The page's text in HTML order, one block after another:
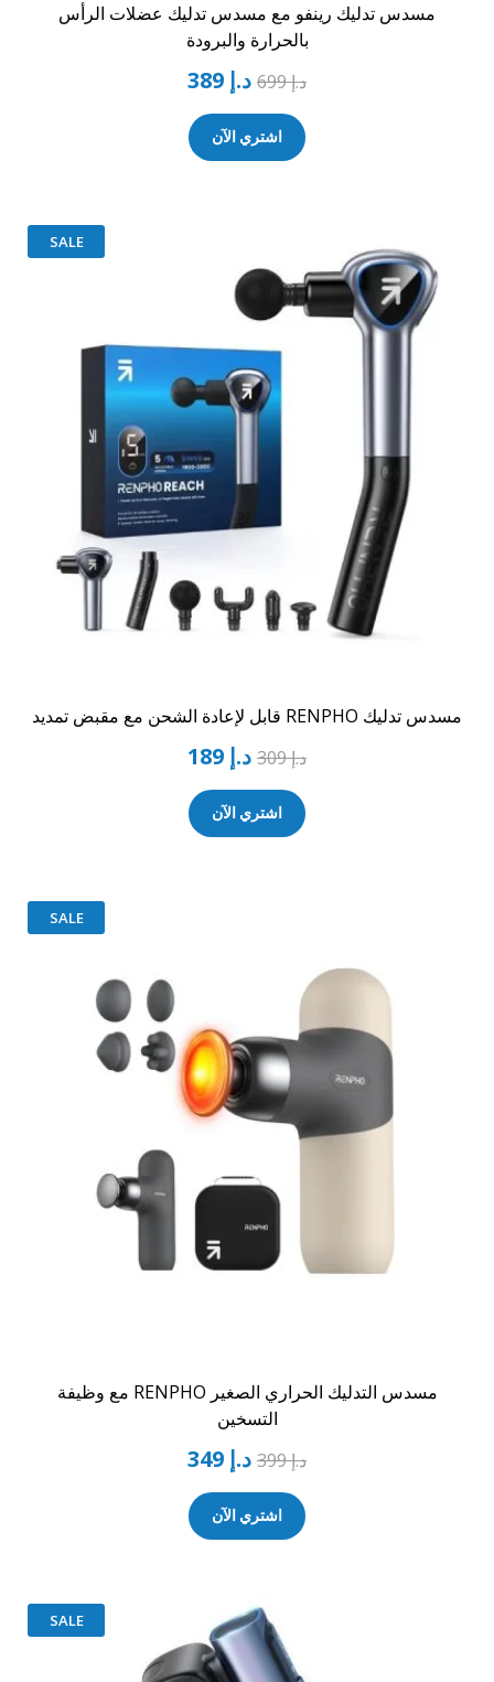
مسدس تدليك رينفو مع مسدس تدليك عضلات الرأس
بالحرارة والبرودة
د.إ699 د.إ
اشتري الآن
SALE
مسدس تدليك RENPHO قابل لإعادة الشحن مع مقبض تمديد
د.إ309 د.إ
اشتري الآن
SALE
مسدس التدليك الحراري الصغير RENPHO مع وظيفة
التسخين
د.إ399 د.إ
اشتري الآن
SALE